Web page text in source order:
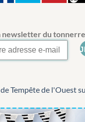
newsletter du
Tempête de l'Ouest